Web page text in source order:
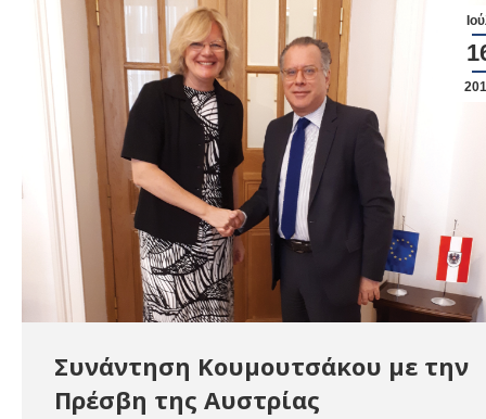
Συνάντηση Κουμουτσάκου με την
Πρέσβη της Αυστρίας